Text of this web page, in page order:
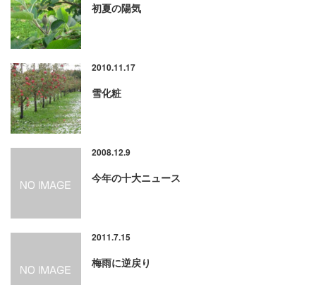
初夏の陽気
2010.11.17
雪化粧
2008.12.9
今年の十大ニュース
2011.7.15
梅雨に逆戻り